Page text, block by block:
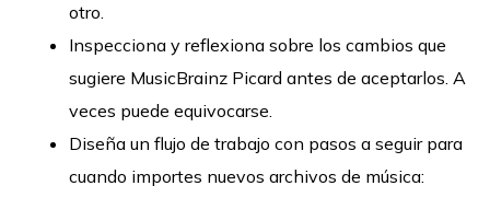
otro.
Inspecciona y reflexiona sobre los cambios que
sugiere MusicBrainz Picard antes de aceptarlos. A
veces puede equivocarse.
Diseña un flujo de trabajo con pasos a seguir para
cuando importes nuevos archivos de música: